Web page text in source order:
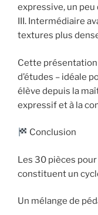
expressive, un
III. Intermédiaire
textures plus
Cette
d’études – idéale
élève depuis la
expressif et à la
Conclusion
Les 30 pièces
constituent un
Un mélange de